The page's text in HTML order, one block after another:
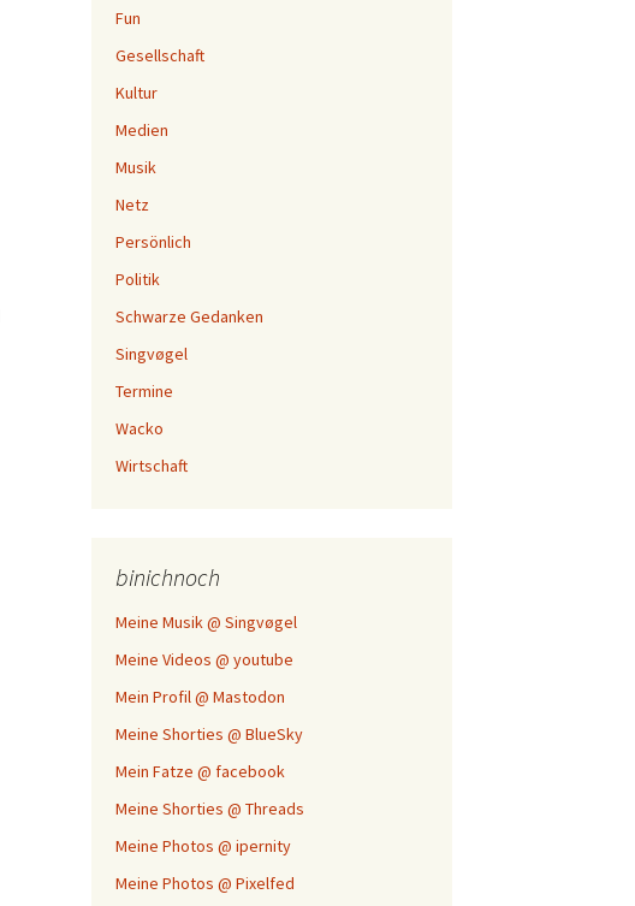
Fun
Gesellschaft
Kultur
Medien
Musik
Netz
Persönlich
Politik
Schwarze Gedanken
Singvøgel
Termine
Wacko
Wirtschaft
binichnoch
Meine Musik @ Singvøgel
Meine Videos @ youtube
Mein Profil @ Mastodon
Meine Shorties @ BlueSky
Mein Fatze @ facebook
Meine Shorties @ Threads
Meine Photos @ ipernity
Meine Photos @ Pixelfed